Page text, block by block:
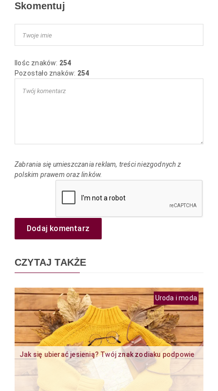
Skomentuj
Ilośc znaków: 254
Pozostało znaków: 254
Zabrania się umieszczania reklam, treści niezgodnych z
polskim prawem oraz linków.
Dodaj komentarz
CZYTAJ TAKŻE
Jak się ubierać jesienią? Twój znak zodiaku podpowie
Uroda i moda